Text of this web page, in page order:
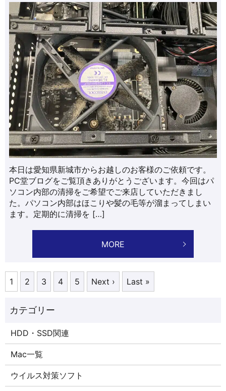
本日は愛知県新城市からお越しのお客様のご依頼です。
PC堂ブログをご覧頂きありがとうございます。今回はパ
ソコン内部の清掃をご希望でご来店していただきまし
た。パソコン内部はほこりや髪の毛等が溜まってしまい
ます。定期的に清掃を […]
MORE
1 2 3 4 5 Next › Last »
HDD・SSD関連
Mac一覧
ウイルス対策ソフト